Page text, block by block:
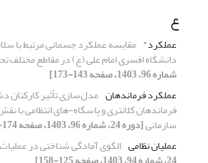
ع
عملکرد" مقایسه عملکرد جسمانی مرتبط با
دانشگاه افسری امام علی (ع) در مقاطع مختلف
شماره 96، 1403، صفحه 143-173]
عملکرد فرماندهان مدل‌سازی تأثیر کارکنان
فرماندهان کلانتری و پاسگاه-های انتظامی با
سازمانی[دوره 24، شماره 96، 1403، صفحه 174-198]
عملیان نظامی الگوی آمادگی شناختی در